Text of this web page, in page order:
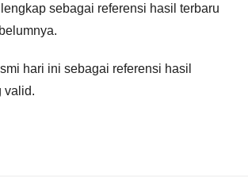
lengkap sebagai referensi hasil terbaru
hari ini sebagai referensi hasil
valid.